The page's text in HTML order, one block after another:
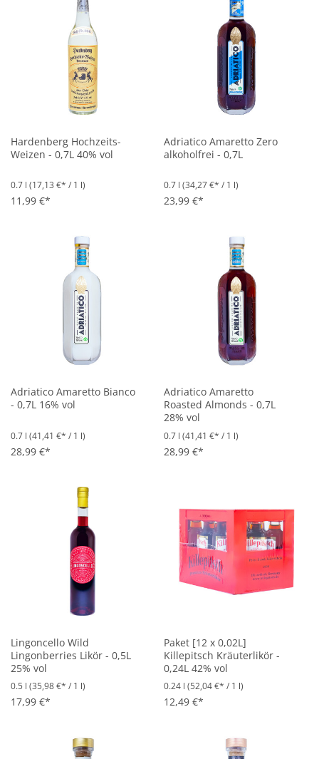
Hardenberg Hochzeits-
Weizen - 0,7L 40% vol
0.7 l (17,13 €* / 1 l)
11,99 €*
Adriatico Amaretto Zero
alkoholfrei - 0,7L
0.7 l (34,27 €* / 1 l)
23,99 €*
Adriatico Amaretto Bianco
- 0,7L 16% vol
0.7 l (41,41 €* / 1 l)
28,99 €*
Adriatico Amaretto
Roasted Almonds - 0,7L
28% vol
0.7 l (41,41 €* / 1 l)
28,99 €*
Lingoncello Wild
Lingonberries Likör - 0,5L
25% vol
0.5 l (35,98 €* / 1 l)
17,99 €*
Paket [12 x 0,02L]
Killepitsch Kräuterlikör -
0,24L 42% vol
0.24 l (52,04 €* / 1 l)
12,49 €*